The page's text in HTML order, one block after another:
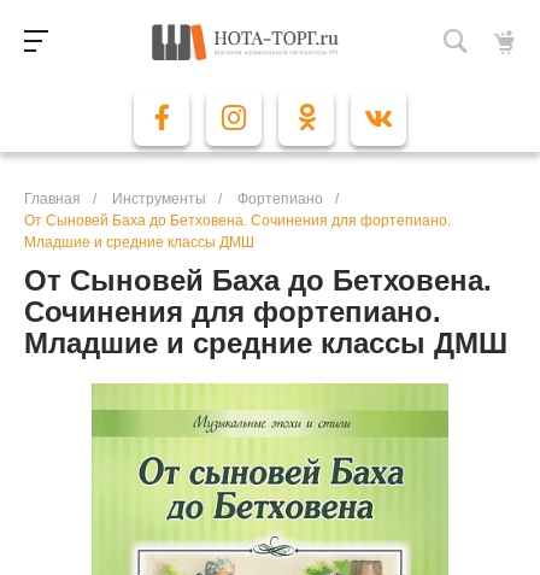
Главная / Инструменты / Фортепиано
/
От Сыновей Баха до Бетховена. Сочинения для фортепиано.
Младшие и средние классы ДМШ
От Сыновей Баха до Бетховена.
Сочинения для фортепиано.
Младшие и средние классы ДМШ